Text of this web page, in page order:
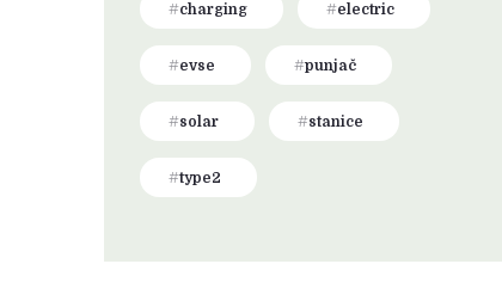
charging electric
evse punjač
solar stanice
type2